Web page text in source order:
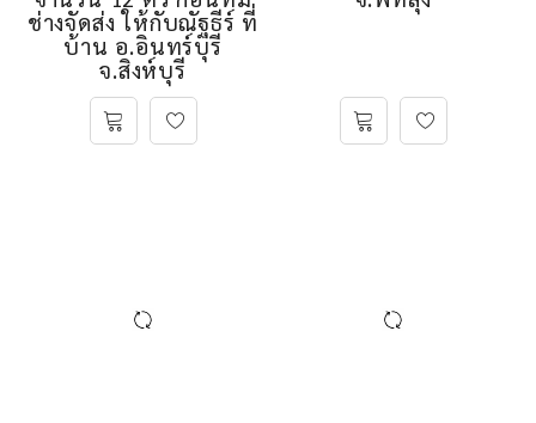
ช่างจัดส่ง ให้กับณัฐธีร์ ที่
บ้าน อ.อินทร์บุรี
จ.สิงห์บุรี
บ้าน อ.ควนขนุน